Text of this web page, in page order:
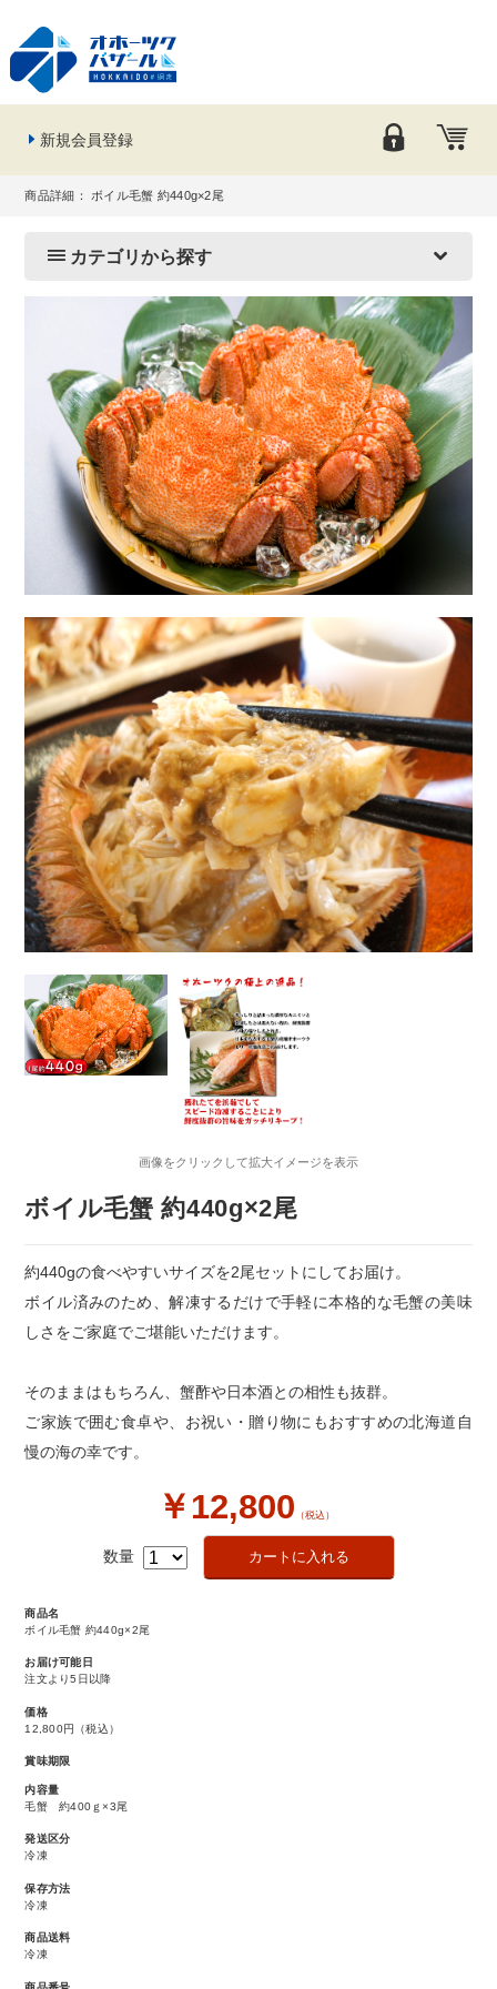
新規会員登録
商品詳細： ボイル毛蟹 約440g×2尾
カテゴリから探す
画像をクリックして拡大イメージを表示
ボイル毛蟹 約440g×2尾
約440gの食べやすいサイズを2尾セットにしてお届け。
ボイル済みのため、解凍するだけで手軽に本格的な毛蟹の美味
しさをご家庭でご堪能いただけます。
そのままはもちろん、蟹酢や日本酒との相性も抜群。
ご家族で囲む食卓や、お祝い・贈り物にもおすすめの北海道自
慢の海の幸です。
￥12,800 （税込）
数量
商品名
ボイル毛蟹 約440g×2尾
お届け可能日
注文より5日以降
価格
12,800円
（税込）
賞味期限
内容量
毛蟹 約400ｇ×3尾
発送区分
冷凍
保存方法
冷凍
商品送料
冷凍